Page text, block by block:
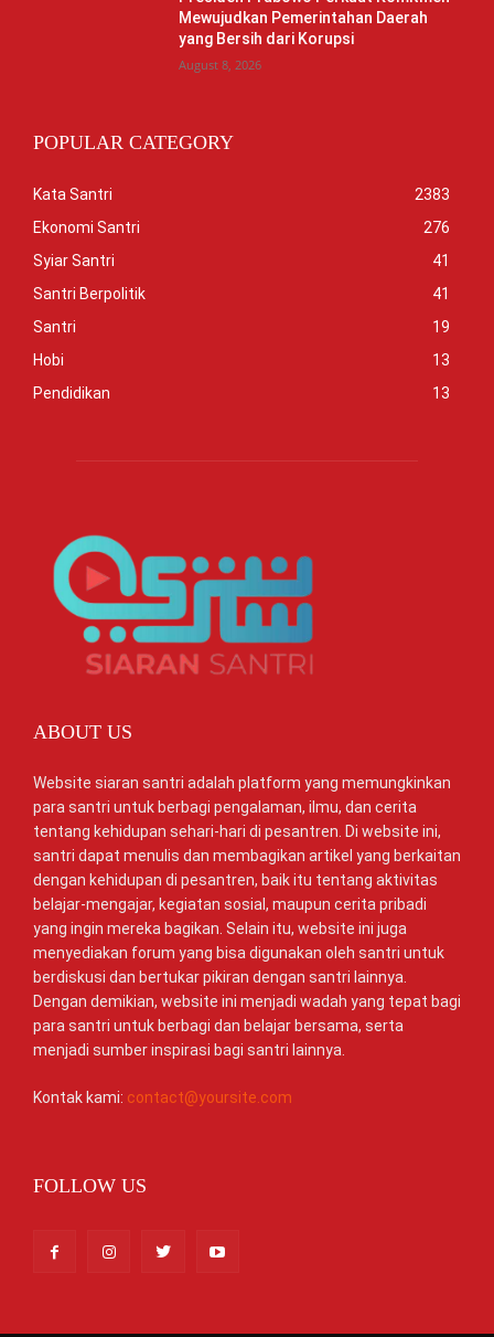
Mewujudkan Pemerintahan Daerah
yang Bersih dari Korupsi
August 8, 2026
POPULAR CATEGORY
Kata Santri
2383
Ekonomi Santri
276
Syiar Santri
41
Santri Berpolitik
41
Santri
19
Hobi
13
Pendidikan
13
ABOUT US
Website siaran santri adalah platform yang memungkinkan
para santri untuk berbagi pengalaman, ilmu, dan cerita
tentang kehidupan sehari-hari di pesantren. Di website ini,
santri dapat menulis dan membagikan artikel yang berkaitan
dengan kehidupan di pesantren, baik itu tentang aktivitas
belajar-mengajar, kegiatan sosial, maupun cerita pribadi
yang ingin mereka bagikan. Selain itu, website ini juga
menyediakan forum yang bisa digunakan oleh santri untuk
berdiskusi dan bertukar pikiran dengan santri lainnya.
Dengan demikian, website ini menjadi wadah yang tepat bagi
para santri untuk berbagi dan belajar bersama, serta
menjadi sumber inspirasi bagi santri lainnya.
Kontak kami: contact@yoursite.com
FOLLOW US